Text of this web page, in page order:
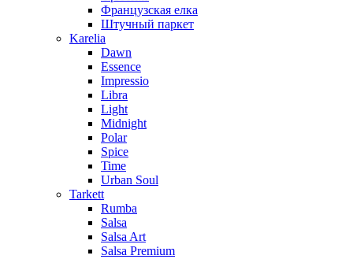
Французская елка
Штучный паркет
Karelia
Dawn
Essence
Impressio
Libra
Light
Midnight
Polar
Spice
Time
Urban Soul
Tarkett
Rumba
Salsa
Salsa Art
Salsa Premium